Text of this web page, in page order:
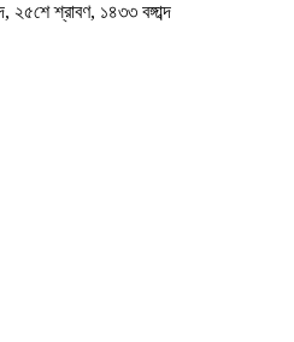
শ্রাবণ, ১৪৩৩ বঙ্গাব্দ